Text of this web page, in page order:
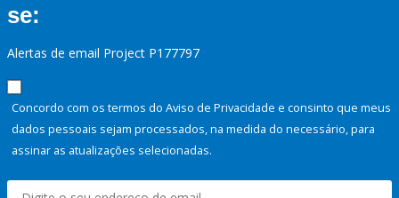
se:
Alertas de email Project P177797
Concordo com os termos do Aviso de Privacidade e consinto que meus
dados pessoais sejam processados, na medida do necessário, para
assinar as atualizações selecionadas.